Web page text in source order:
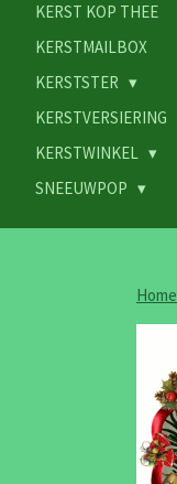
KERST KOP THEE
KERSTMAILBOX
KERSTSTER
KERSTVERSIERING
KERSTWINKEL
SNEEUWPOP
Home